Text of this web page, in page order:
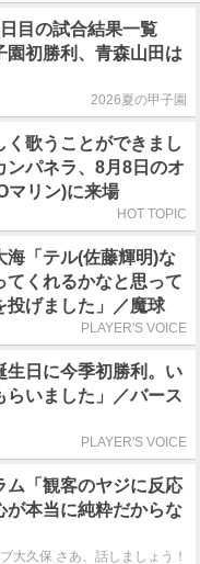
日目の試合結果一覧
園初勝利、青森山田は
2026夏の甲子園
く歌うことができまし
ンパネラ、8月8日のオ
マリン)に来場
HOT TOPIC
海「テル(佐藤輝明)な
てくれるかなと思って
投げました」／魔球
PLAYER'S VOICE
生日に今季初勝利。い
らいました」／バース
PLAYER'S VOICE
ム「観客のヤジに反応
が本当に純粋だからな
大久保 さあ、話しましょう！